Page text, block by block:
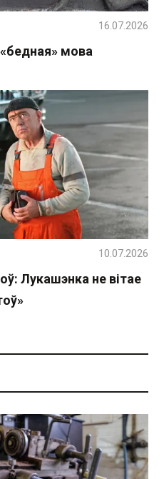
мова
16.07.2026
Лукашэнка не вітае
10.07.2026